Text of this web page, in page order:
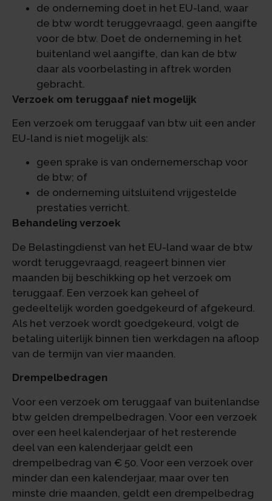
de onderneming doet in het EU-land, waar
de btw wordt teruggevraagd, geen aangifte
voor de btw. Doet de onderneming in het
buitenland wel aangifte, dan kan de btw
daar als voorbelasting in aftrek worden
gebracht.
Verzoek om teruggaaf niet mogelijk
Een verzoek om teruggaaf van btw uit een ander
EU-land is niet mogelijk als:
geen sprake is van ondernemerschap voor
de btw; of
de onderneming uitsluitend vrijgestelde
prestaties verricht.
Behandeling verzoek
De Belastingdienst van het EU-land waar de btw
wordt teruggevraagd, reageert binnen vier
maanden bij beschikking op het verzoek om
teruggaaf. Een verzoek kan geheel of
gedeeltelijk worden goedgekeurd of afgekeurd.
Als het verzoek wordt goedgekeurd, volgt de
betaling uiterlijk binnen tien werkdagen na afloop
van de termijn van vier maanden.
Drempelbedragen
Voor een verzoek om teruggaaf van buitenlandse
btw gelden drempelbedragen. Voor een verzoek
over een heel kalenderjaar of het resterende
deel van een kalenderjaar geldt een
drempelbedrag van € 50. Voor een verzoek over
minder dan een kalenderjaar, maar over ten
minste drie maanden, geldt een drempelbedrag